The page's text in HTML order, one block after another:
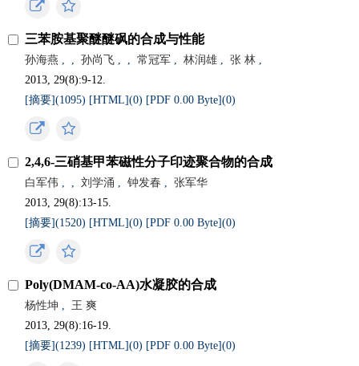
三苯胺基聚醚醚砜的合成与性能
孙海燕 , , 孙尚飞 , , 常冠军 , 林润雄 , 张 林 ,
2013, 29(8):9-12.
[摘要](1095) [HTML](0) [PDF 0.00 Byte](0)
2,4,6-三硝基甲苯磁性分子印迹聚合物的合成
白军伟 , , 刘学涌 , 钟发春 ,
张军华
2013, 29(8):13-15.
[摘要](1520) [HTML](0) [PDF 0.00 Byte](0)
Poly(DMAM-co-AA)水凝胶的合成
杨性坤 ,
王 爽
2013, 29(8):16-19.
[摘要](1239) [HTML](0) [PDF 0.00 Byte](0)